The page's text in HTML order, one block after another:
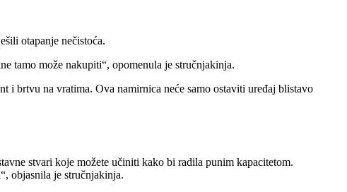
otapanje nečistoća.
tamo može nakupiti , opomenula je stručnjakinja.
i brtvu na vratima. Ova namirnica neće samo ostaviti uređaj blistavo
stvari koje možete učiniti kako bi radila punim kapacitetom.
, objasnila je stručnjakinja.